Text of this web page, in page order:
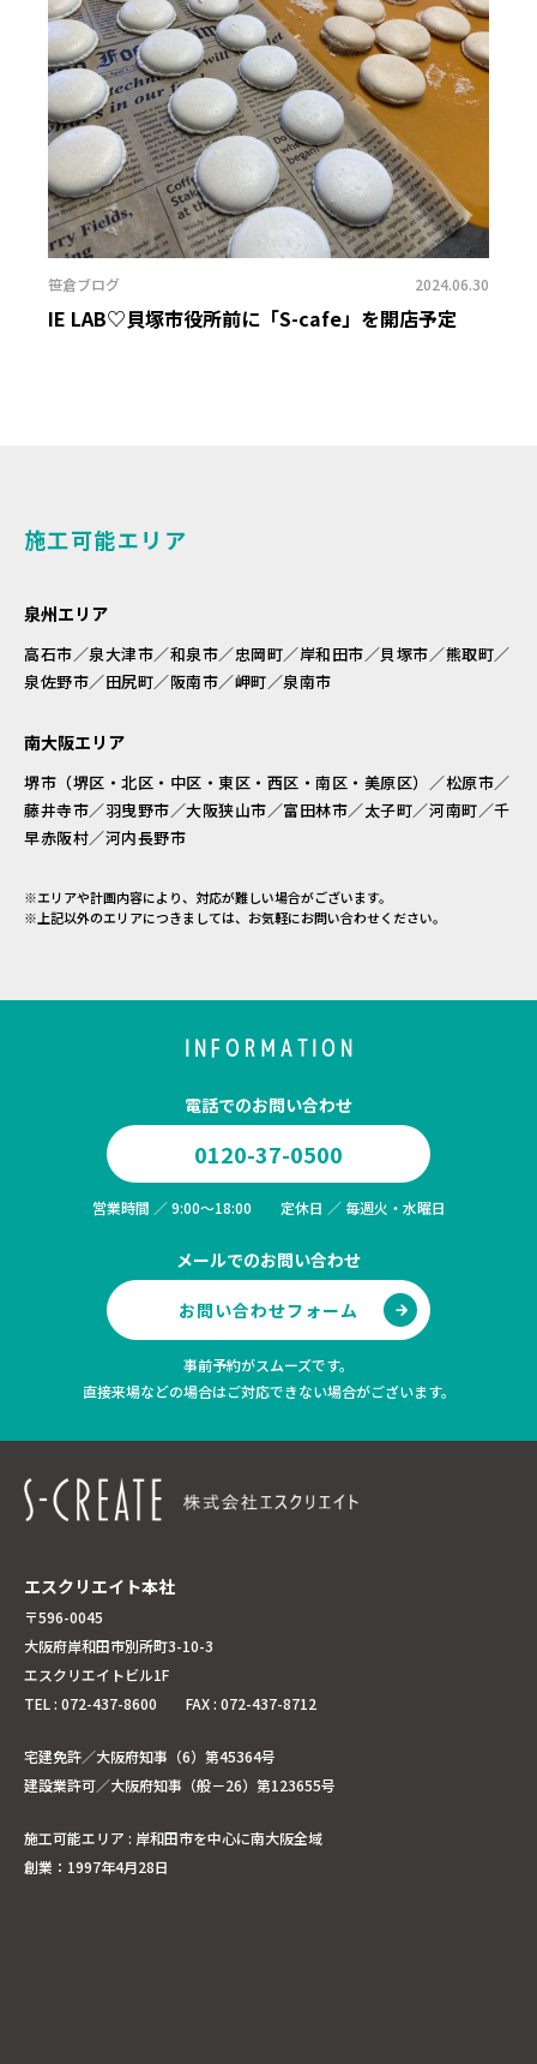
笹倉ブログ 2024.06.30
IE LAB♡貝塚市役所前に「S-cafe」を開店予定
施工可能エリア
泉州エリア
高石市／泉大津市／和泉市／忠岡町／岸和田市／貝塚市／熊取町／
泉佐野市／田尻町／阪南市／岬町／泉南市
南大阪エリア
堺市（堺区・北区・中区・東区・西区・南区・美原区）／松原市／
藤井寺市／羽曳野市／大阪狭山市／富田林市／太子町／河南町／千
早赤阪村／河内長野市
※エリアや計画内容により、対応が難しい場合がございます。
※上記以外のエリアにつきましては、お気軽にお問い合わせください。
エスクリエイト本社
〒596-0045
大阪府岸和田市別所町3-10-3
エスクリエイトビル1F
TEL : 072-437-8600 FAX : 072-437-8712
宅建免許／大阪府知事（6）第45364号
建設業許可／大阪府知事（般－26）第123655号
施工可能エリア : 岸和田市を中心に南大阪全域
創業：1997年4月28日
INFORMATION
電話でのお問い合わせ
0120-37-0500
営業時間 ／ 9:00～18:00 定休日 ／ 毎週火・水曜日
メールでのお問い合わせ
お問い合わせフォーム
事前予約がスムーズです。
直接来場などの場合はご対応できない場合がございます。